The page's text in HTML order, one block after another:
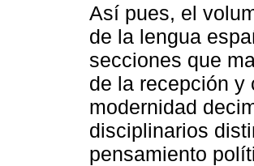
Así pues, el
de la lengua
secciones que
de la recepción y
modernidad
disciplinarios
pensamiento